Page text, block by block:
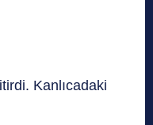
Kanlıcadaki